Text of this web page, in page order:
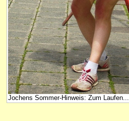
Jochens Sommer-Hinweis: Zum Laufen...